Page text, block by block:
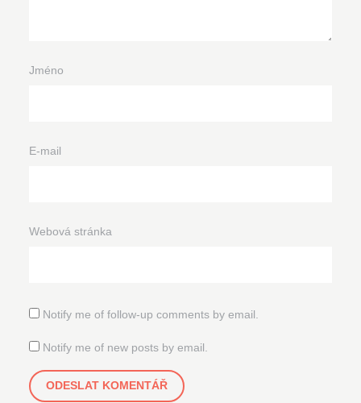
Jméno
E-mail
Webová stránka
Notify me of follow-up comments by email.
Notify me of new posts by email.